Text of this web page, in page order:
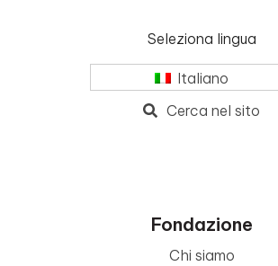
Seleziona lingua
Italiano
Cerca nel sito
Fondazione
Chi siamo